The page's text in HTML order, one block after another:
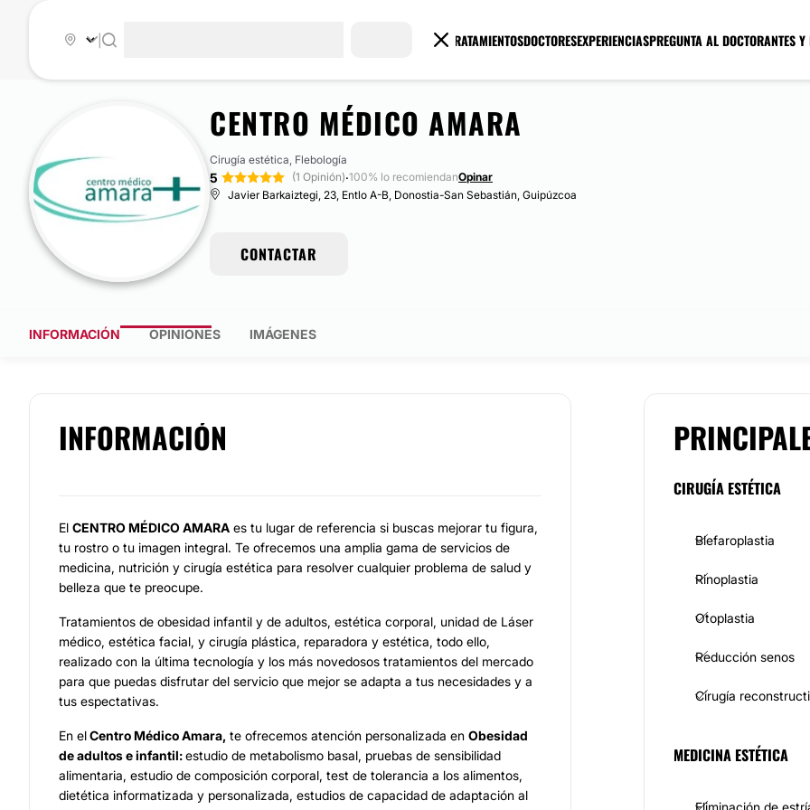
TRATAMIENTOSDOCTORESEXPERIENCIASPREGUNTA AL DOCTORANTES Y
CENTRO MÉDICO AMARA
Cirugía estética, Flebología
5 (1 Opinión)·100% lo recomiendanOpinar
Javier Barkaiztegi, 23, Entlo A-B, Donostia-San Sebastián, Guipúzcoa
CONTACTAR
INFORMACIÓN OPINIONES IMÁGENES
INFORMACIÓN
El CENTRO MÉDICO AMARA es tu lugar de referencia si buscas mejorar tu figura,
tu rostro o tu imagen integral. Te ofrecemos una amplia gama de servicios de
medicina, nutrición y cirugía estética para resolver cualquier problema de salud y
belleza que te preocupe.
Tratamientos de obesidad infantil y de adultos, estética corporal, unidad de Láser
médico, estética facial, y cirugía plástica, reparadora y estética, todo ello,
realizado con la última tecnología y los más novedosos tratamientos del mercado
para que puedas disfrutar del servicio que mejor se adapta a tus necesidades y a
tus espectativas.
En elCentro Médico Amara, te ofrecemos atención personalizada en Obesidad
de adultos e infantil:estudio de metabolismo basal, pruebas de sensibilidad
alimentaria, estudio de composición corporal, test de tolerancia a los alimentos,
dietética informatizada y personalizada, estudios de capacidad de adaptación al
CIRUGÍA ESTÉTICA
Blefaroplastia
Rinoplastia
Otoplastia
Reducción senos
Cirugía
MEDICINA ESTÉTICA
Eliminación de